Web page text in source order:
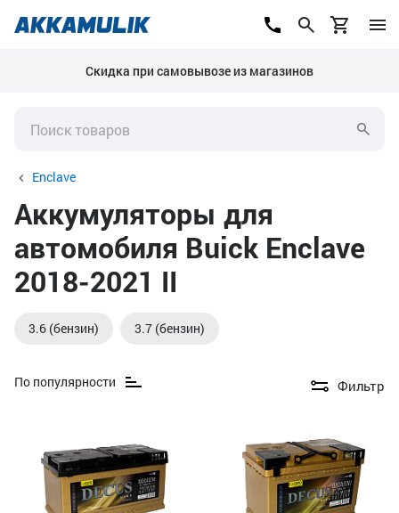
Скидка при самовывозе из магазинов
Enclave
Аккумуляторы для
автомобиля Buick Enclave
2018-2021 II
3.6 (бензин) 3.7 (бензин)
По популярности Фильтр